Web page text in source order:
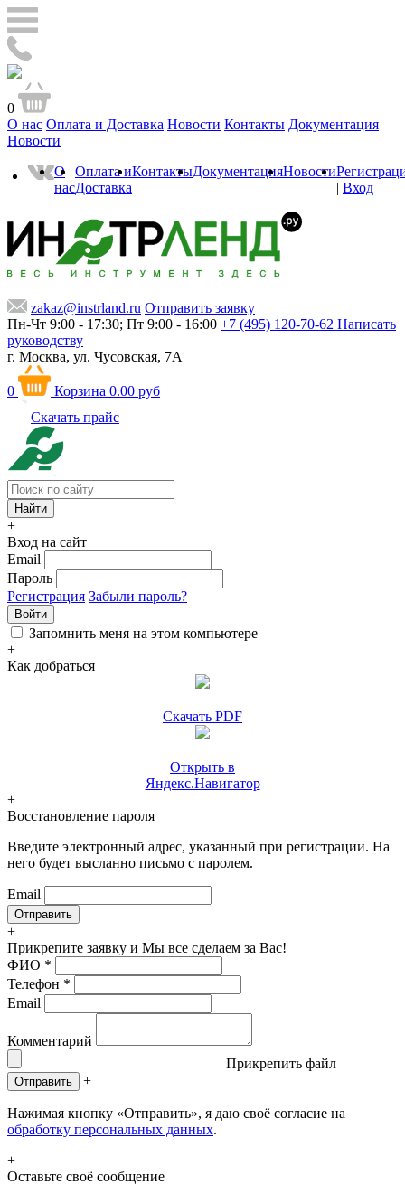
0
О нас Оплата и Доставка Новости Контакты Документация
Новости
О
нас
Оплата и
Доставка
КонтактыДокументацияНовости
| Вход
zakaz@instrland.ru Отправить заявку
Пн-Чт 9:00 - 17:30; Пт 9:00 - 16:00 +7 (495) 120-70-62 Написать
руководству
г. Москва, ул. Чусовская, 7А
0 Корзина 0.00 руб
Скачать прайс
+
Вход на сайт
Email
Пароль
Регистрация Забыли пароль?
Войти
Запомнить меня на этом компьютере
+
Как добраться
Скачать PDF
Открыть в
Яндекс.Навигатор
+
Восстановление пароля
Введите электронный адрес, указанный при регистрации. На
него будет высланно письмо с паролем.
Email
+
Прикрепите заявку и Мы все сделаем за Вас!
ФИО *
Телефон *
Email
Комментарий
Прикрепить файл
Отправить +
Нажимая кнопку «Отправить», я даю своё согласие на
обработку персональных данных.
+
Оставьте своё сообщение